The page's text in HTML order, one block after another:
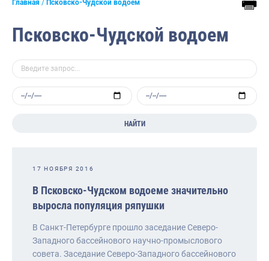
Главная Псковско-Чудской водоем
Псковско-Чудской водоем
НАЙТИ
17 НОЯБРЯ 2016
В Псковско-Чудском водоеме значительно
выросла популяция ряпушки
В Санкт-Петербурге прошло заседание Северо-
Западного бассейнового научно-промыслового
совета. Заседание Северо-Западного бассейнового